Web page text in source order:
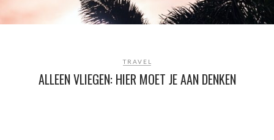
TRAVEL
ALLEEN VLIEGEN: HIER MOET JE AAN DENKEN